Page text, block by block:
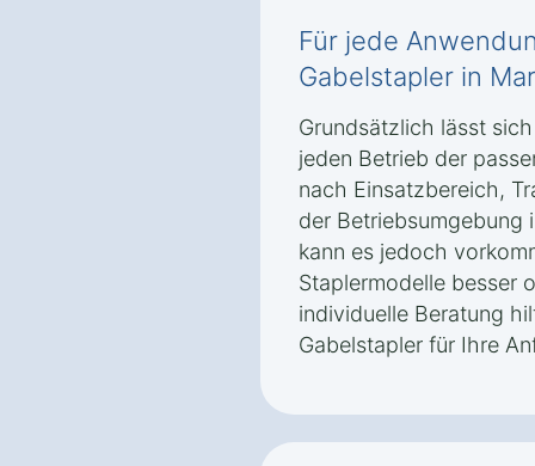
Für jede
Gabelstapler in
Grundsätzlich lässt
jeden Betrieb der
nach Einsatzbereich,
der Betriebsumgebung
kann es jedoch
Staplermodelle besser
individuelle Beratung
Gabelstapler für Ihre